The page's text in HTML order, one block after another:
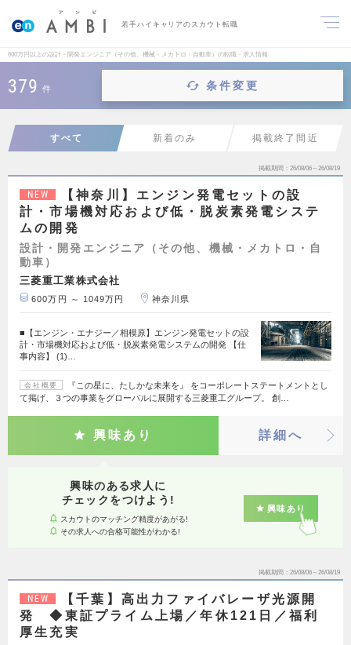
若手ハイキャリアのスカウト転職
600万円以上の設計・開発エンジニア（その他、機械・メカトロ・自動車）の転職・求人情報
379 件 条件変更
すべて 新着のみ 掲載終了間近
掲載期間 26/08/06～26/08/19
NEW
【神奈川】エンジン発電セットの設
計・市場機対応および低・脱炭素発電システ
ムの開発
設計・開発エンジニア（その他、機械・メカトロ・自
動車）
三菱重工業株式会社
600万円 ～ 1049万円 神奈川県
■【エンジン・エナジー／相模原】エンジン発電セットの設
計・市場機対応および低・脱炭素発電システムの開発 【仕
事内容】 (1)…
会社概要
『この星に、たしかな未来を』 をコーポレートステートメントとし
て掲げ、３つの事業をグローバルに展開する三菱重工グループ。 創…
興味あり 詳細へ
興味のある求人に
チェックをつけよう!
スカウトのマッチング精度があがる!
その求人への合格可能性がわかる!
興味あり
掲載期間 26/08/06～26/08/19
NEW
【千葉】高出力ファイバレーザ光源開
発 ◆東証プライム上場／年休121日／福利
厚生充実